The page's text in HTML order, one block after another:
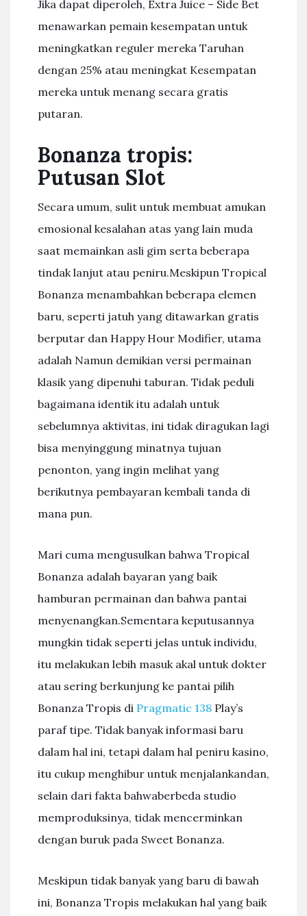
Jika dapat diperoleh, Extra Juice – Side Bet
menawarkan pemain kesempatan untuk
meningkatkan reguler mereka Taruhan
dengan 25% atau meningkat Kesempatan
mereka untuk menang secara gratis
putaran.
Bonanza tropis:
Putusan Slot
Secara umum, sulit untuk membuat amukan
emosional kesalahan atas yang lain muda
saat memainkan asli gim serta beberapa
tindak lanjut atau peniru.Meskipun Tropical
Bonanza menambahkan beberapa elemen
baru, seperti jatuh yang ditawarkan gratis
berputar dan Happy Hour Modifier, utama
adalah Namun demikian versi permainan
klasik yang dipenuhi taburan. Tidak peduli
bagaimana identik itu adalah untuk
sebelumnya aktivitas, ini tidak diragukan lagi
bisa menyinggung minatnya tujuan
penonton, yang ingin melihat yang
berikutnya pembayaran kembali tanda di
mana pun.
Mari cuma mengusulkan bahwa Tropical
Bonanza adalah bayaran yang baik
hamburan permainan dan bahwa pantai
menyenangkan.Sementara keputusannya
mungkin tidak seperti jelas untuk individu,
itu melakukan lebih masuk akal untuk dokter
atau sering berkunjung ke pantai pilih
Bonanza Tropis di Pragmatic 138 Play’s
paraf tipe. Tidak banyak informasi baru
dalam hal ini, tetapi dalam hal peniru kasino,
itu cukup menghibur untuk menjalankandan,
selain dari fakta bahwaberbeda studio
memproduksinya, tidak mencerminkan
dengan buruk pada Sweet Bonanza.
Meskipun tidak banyak yang baru di bawah
ini, Bonanza Tropis melakukan hal yang baik